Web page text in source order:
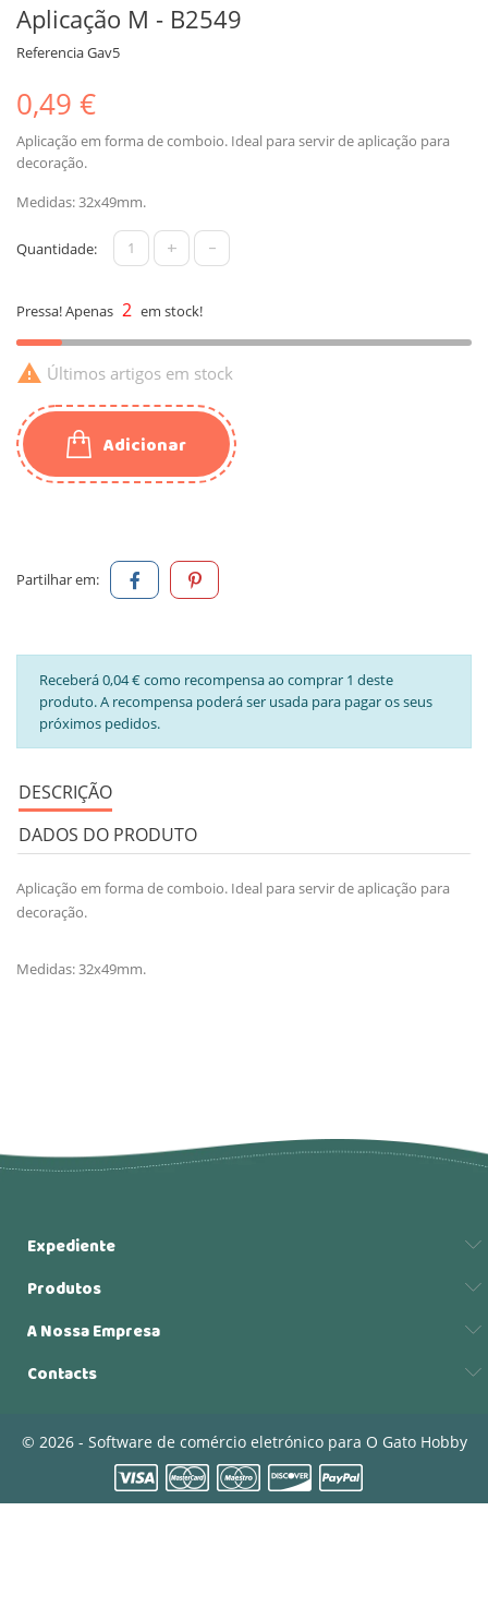
Aplicação M - B2549
ReferenciaGav5
0,49 €
Aplicação em forma de comboio. Ideal para servir de aplicação para
decoração.
Medidas: 32x49mm.
Quantidade: + -
Pressa! Apenas 2 em stock!
 Últimos artigos em stock
Adicionar
Partilhar em:
Receberá 0,04 € como recompensa ao comprar 1 deste
produto. A recompensa poderá ser usada para pagar os seus
próximos pedidos.
DESCRIÇÃO
DADOS DO PRODUTO
Aplicação em forma de comboio. Ideal para servir de aplicação para
decoração.
Medidas: 32x49mm.
Expediente
Produtos
A Nossa Empresa
Contacts
© 2026 - Software de comércio eletrónico para O Gato Hobby